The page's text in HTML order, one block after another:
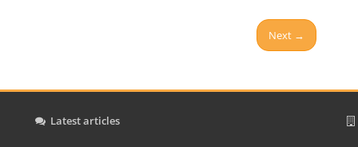
Next →
Latest articles